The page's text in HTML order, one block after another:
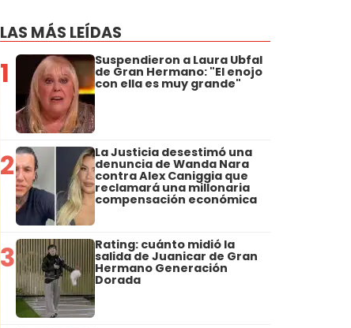
LAS MÁS LEÍDAS
1 Suspendieron a Laura Ubfal
de Gran Hermano: "El enojo
con ella es muy grande"
2 La Justicia desestimó una
denuncia de Wanda Nara
contra Alex Caniggia que
reclamará una millonaria
compensación económica
3 Rating: cuánto midió la
salida de Juanicar de Gran
Hermano Generación
Dorada